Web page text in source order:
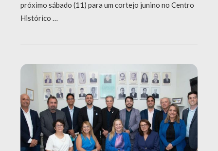
próximo sábado (11) para um cortejo junino no Centro
Histórico …